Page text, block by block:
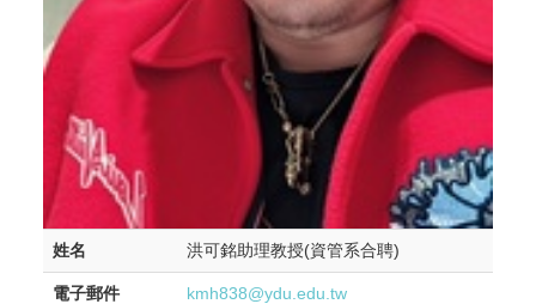
姓名 洪可銘助理教授(資管系合聘)
電子郵件 kmh838@ydu.edu.tw